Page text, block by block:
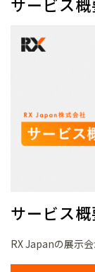
サービス
RX Japanの展示